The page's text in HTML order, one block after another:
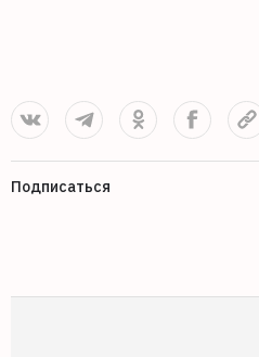
Подписаться